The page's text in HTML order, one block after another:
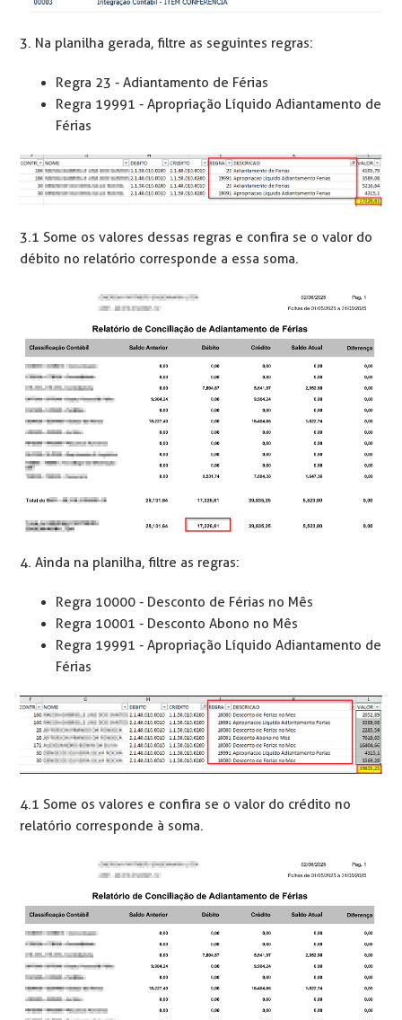
3. Na planilha gerada, filtre as seguintes regras:
Regra 23 - Adiantamento de Férias
Regra 19991 - Apropriação Líquido Adiantamento de
Férias
3.1 Some os valores dessas regras e confira se o valor do
débito no relatório corresponde a essa soma.
4. Ainda na planilha, filtre as regras:
Regra 10000 - Desconto de Férias no Mês
Regra 10001 - Desconto Abono no Mês
Regra 19991 - Apropriação Líquido Adiantamento de
Férias
4.1 Some os valores e confira se o valor do crédito no
relatório corresponde à soma.